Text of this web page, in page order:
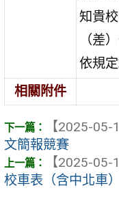
知貴
（差
依規
相關附件
【2025-05-
文簡報競賽
【2025-05-
校車表（含中北車）